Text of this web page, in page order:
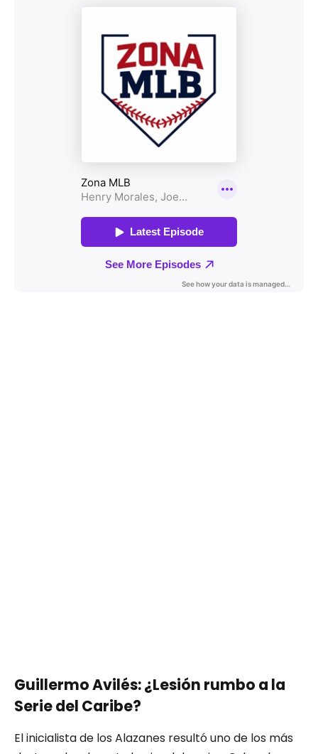
Guillermo Avilés: ¿Lesión rumbo a la
Serie del Caribe?
El inicialista de los Alazanes resultó uno de los más